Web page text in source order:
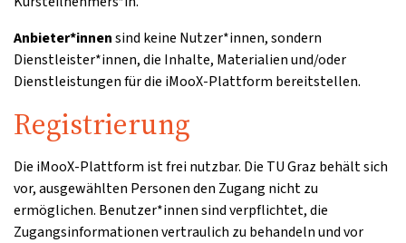
Anbieter*innensind keine Nutzer*innen, sondern
Dienstleister*innen, die Inhalte, Materialien und/oder
Dienstleistungen für die iMooX-Plattform bereitstellen.
Registrierung
Die iMooX-Plattform ist frei nutzbar. Die TU Graz behält sich
vor, ausgewählten Personen den Zugang nicht zu
ermöglichen. Benutzer*innen sind verpflichtet, die
Zugangsinformationen vertraulich zu behandeln und vor